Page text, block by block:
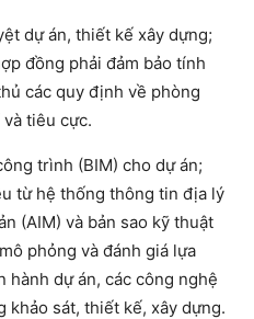
dự án, thiết kế xây dựng;
đồng phải đảm bảo tính
các quy định về phòng
tiêu cực.
trình (BIM) cho dự án;
từ hệ thống thông tin địa lý
(AIM) và bản sao kỹ thuật
phỏng và đánh giá lựa
hành dự án, các công nghệ
khảo sát, thiết kế, xây dựng.